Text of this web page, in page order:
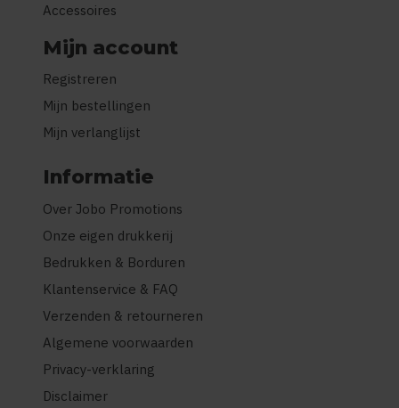
Accessoires
Mijn account
Registreren
Mijn bestellingen
Mijn verlanglijst
Informatie
Over Jobo Promotions
Onze eigen drukkerij
Bedrukken & Borduren
Klantenservice & FAQ
Verzenden & retourneren
Algemene voorwaarden
Privacy-verklaring
Disclaimer